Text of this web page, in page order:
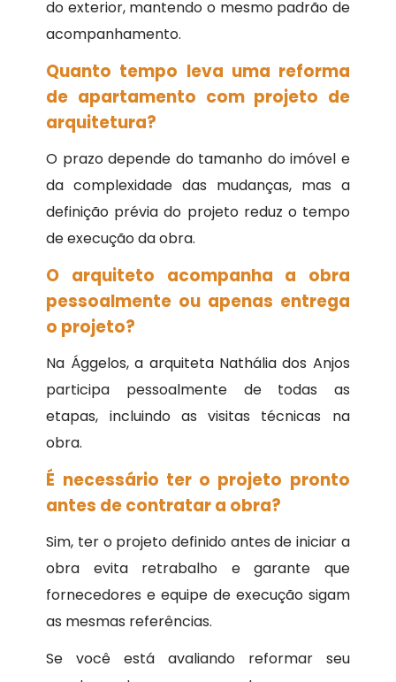
do exterior, mantendo o mesmo padrão de
acompanhamento.
Quanto tempo leva uma reforma
de apartamento com projeto de
arquitetura?
O prazo depende do tamanho do imóvel e
da complexidade das mudanças, mas a
definição prévia do projeto reduz o tempo
de execução da obra.
O arquiteto acompanha a obra
pessoalmente ou apenas entrega
o projeto?
Na Ággelos, a arquiteta Nathália dos Anjos
participa pessoalmente de todas as
etapas, incluindo as visitas técnicas na
obra.
É necessário ter o projeto pronto
antes de contratar a obra?
Sim, ter o projeto definido antes de iniciar a
obra evita retrabalho e garante que
fornecedores e equipe de execução sigam
as mesmas referências.
Se você está avaliando reformar seu